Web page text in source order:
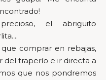
el abriguito
comprar en rebajas,
del traperío e ir directa a
que nos pondremos